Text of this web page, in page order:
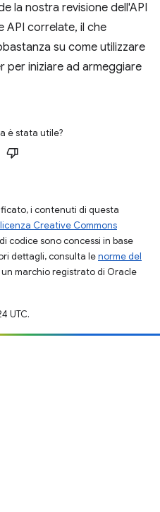
la nostra revisione dell'API
API correlate, il che
su come utilizzare
per iniziare ad armeggiare
è stata utile?
i contenuti di questa
licenza Creative Commons
codice sono concessi in base
dettagli, consulta lenorme del
un marchio registrato di Oracle
UTC.